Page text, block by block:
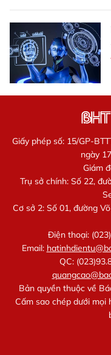
Giấy phép số: 15/GP-
ngày
Giám
Trụ sở chính: Số 22,
Cơ sở 2: Số 01, đường
Điện thoại:
Email:
QC:
Bản quyền thuộc về
Cấm sao chép dưới